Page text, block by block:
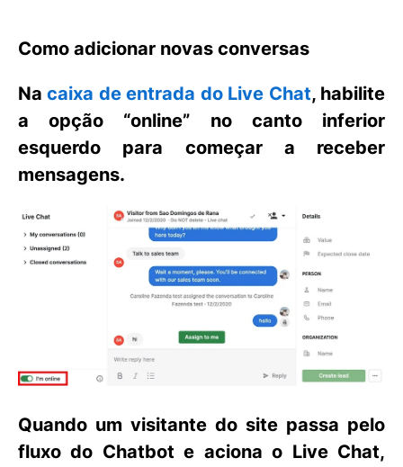
Como adicionar novas conversas
Nacaixa de entrada do Live Chat, habilite
a opção “online” no canto inferior
esquerdo para começar a receber
mensagens.
Quando um visitante do site passa pelo
fluxo do Chatbot e aciona o Live Chat,